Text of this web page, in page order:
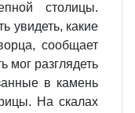
столицы.
увидеть, какие
сообщает
мог разглядеть
в камень
На скалах